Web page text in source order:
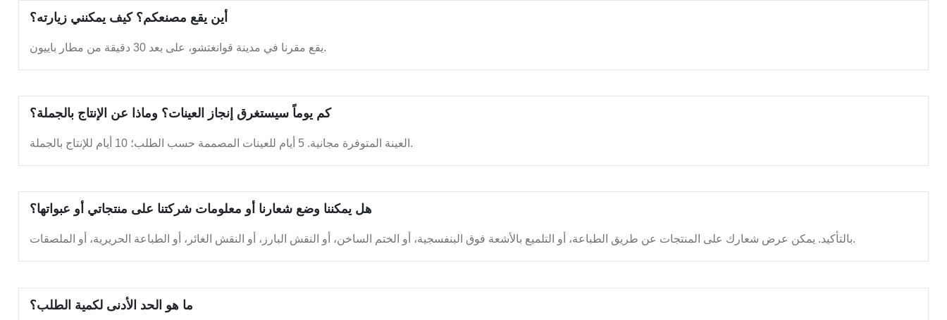
أين يقع مصنعكم؟ كيف يمكنني زيارته؟
يقع مقرنا في مدينة قوانغتشو، على بعد 30 دقيقة من مطار باييون.
كم يوماً سيستغرق إنجاز العينات؟ وماذا عن الإنتاج بالجملة؟
العينة المتوفرة مجانية. 5 أيام للعينات المصممة حسب الطلب؛ 10 أيام للإنتاج بالجملة.
هل يمكننا وضع شعارنا أو معلومات شركتنا على منتجاتي أو عبواتها؟
بالتأكيد. يمكن عرض شعارك على المنتجات عن طريق الطباعة، أو التلميع بالأشعة فوق البنفسجية، أو الختم الساخن، أو النقش البارز، أو النقش الغائر، أو الطباعة الحريرية، أو الملصقات.
ما هو الحد الأدنى لكمية الطلب؟